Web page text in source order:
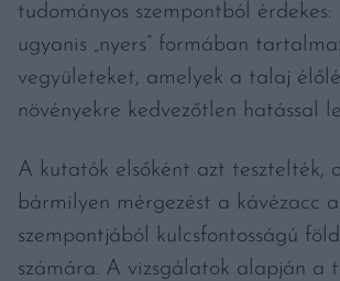
tudományos szempontból érdekes:
ugyanis „nyers” formában
vegyületeket, amelyek a talaj
növényekre kedvezőtlen hatással
A kutatók elsőként azt tesztelték,
bármilyen mérgezést a kávézacc
szempontjából kulcsfontosságú
számára. A vizsgálatok alapján a